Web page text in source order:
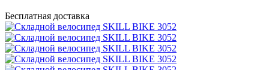
Бесплатная доставка